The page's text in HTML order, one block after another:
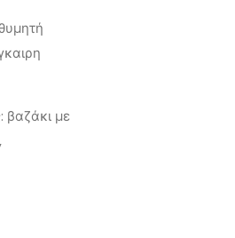
με